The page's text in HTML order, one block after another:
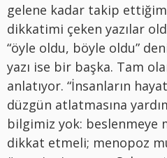
gelene kadar takip
dikkatimi çeken yazılar
“öyle oldu, böyle oldu”
yazı ise bir başka. Tam
anlatıyor. “İnsanların
düzgün atlatmasına
bilgimiz yok: beslenmeye
dikkat etmeli; menopoz